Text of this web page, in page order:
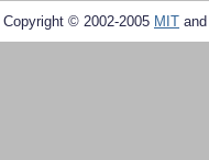
Copyright © 2002-2005 MIT